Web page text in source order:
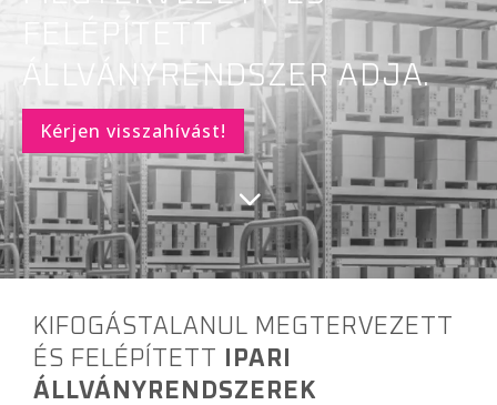
ÁLLVÁNYRENDSZER ADJA.
Kérjen visszahívást!
KIFOGÁSTALANUL MEGTERVEZETT
ÉS FELÉPÍTETT
IPARI
ÁLLVÁNYRENDSZEREK